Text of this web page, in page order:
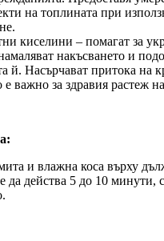
на топлината при
киселини – помагат за
накъсването и
й. Насърчават притока на
е важно за здравия растеж
и влажна коса върху
да действа 5 до 10 минути,